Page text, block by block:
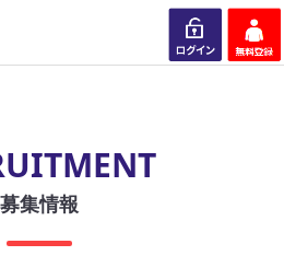
募集情報